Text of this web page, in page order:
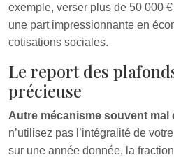
exemple, verser plus de 50 000
une part impressionnante en
cotisations sociales.
Le report des
précieuse
Autre mécanisme souvent mal
n’utilisez pas l’intégralité de votre
sur une année donnée, la